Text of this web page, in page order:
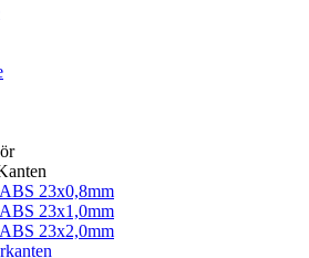
ABS 23x0,8mm
ABS 23x1,0mm
ABS 23x2,0mm